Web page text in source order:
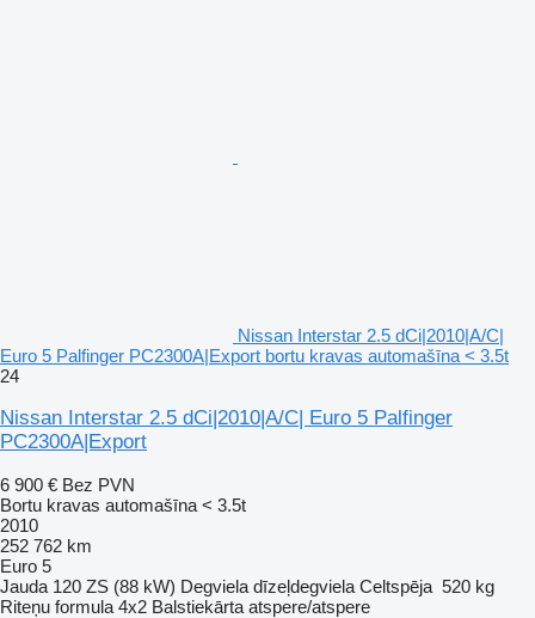
Nissan Interstar 2.5 dCi|2010|A/C|
Euro 5 Palfinger PC2300A|Export bortu kravas automašīna < 3.5t
24
Nissan Interstar 2.5 dCi|2010|A/C| Euro 5 Palfinger
PC2300A|Export
6 900 € Bez PVN
Bortu kravas automašīna < 3.5t
2010
252 762 km
Euro 5
Jauda 120 ZS (88 kW) Degviela dīzeļdegviela Celtspēja 520 kg
Riteņu formula 4x2 Balstiekārta atspere/atspere